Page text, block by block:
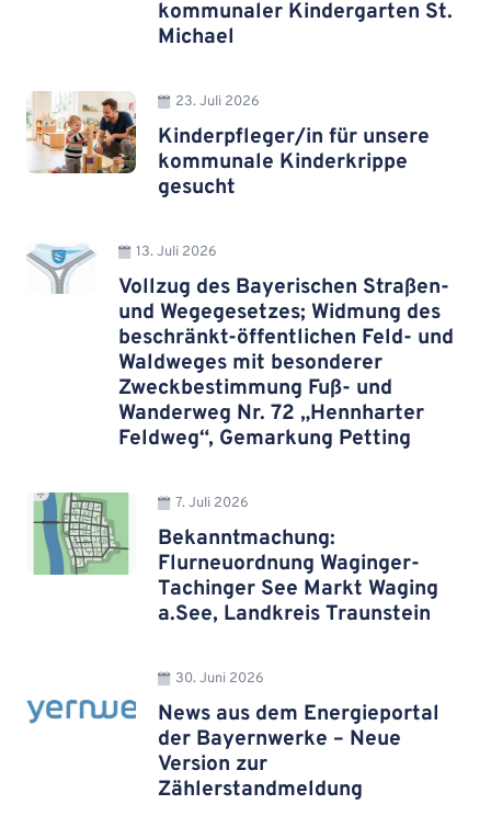
kommunaler Kindergarten St.
Michael
23. Juli 2026
Kinderpfleger/in für unsere
kommunale Kinderkrippe
gesucht
13. Juli 2026
Vollzug des Bayerischen Straßen-
und Wegegesetzes; Widmung des
beschränkt-öffentlichen Feld- und
Waldweges mit besonderer
Zweckbestimmung Fuß- und
Wanderweg Nr. 72 „Hennharter
Feldweg“, Gemarkung Petting
7. Juli 2026
Bekanntmachung:
Flurneuordnung Waginger-
Tachinger See Markt Waging
a.See, Landkreis Traunstein
30. Juni 2026
News aus dem Energieportal
der Bayernwerke – Neue
Version zur
Zählerstandmeldung